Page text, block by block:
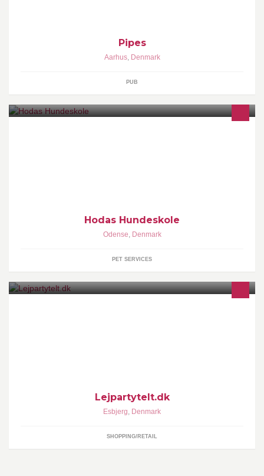
Pipes
Aarhus, Denmark
PUB
Hodas Hundeskole
Odense, Denmark
PET SERVICES
Lejpartytelt.dk
Esbjerg, Denmark
SHOPPING/RETAIL